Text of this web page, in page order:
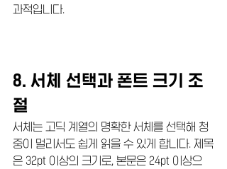
과적입니다.
8. 서체 선택과 폰트 크기 조
절
서체는 고딕 계열의 명확한 서체를 선택해 청
중이 멀리서도 쉽게 읽을 수 있게 합니다. 제목
은 32pt 이상의 크기로, 본문은 24pt 이상으